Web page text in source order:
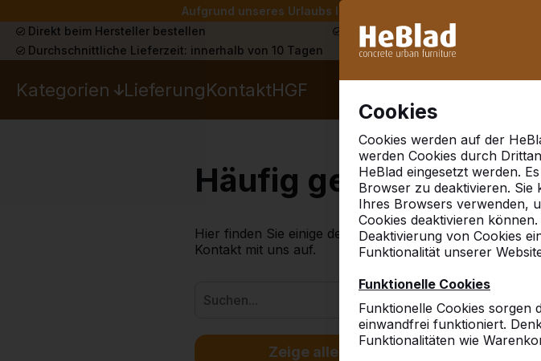
Aufgrund unseres Urlaubs liefern wir von Woche 31 bis
Cookies
Cookies werden auf der
werden Cookies durch
HeBlad eingesetzt werden.
Browser zu deaktivieren.
Ihres Browsers verwenden,
Cookies deaktivieren
Deaktivierung von Cookies
Funktionalität unserer
Funktionelle Cookies
Funktionelle Cookies sorgen
einwandfrei funktioniert.
Funktionalitäten wie
Direkt beim Hersteller bestellen Schon mehr als 30.000 Produkten
Durchschnittliche Lieferzeit: innerhalb von 10 Tagen
Kategorien LieferungKontaktHGF
Häufig gestellte
Hier finden Sie einige der Fragen, die häufig gestellt
Kontakt mit uns auf.
Zeige alles